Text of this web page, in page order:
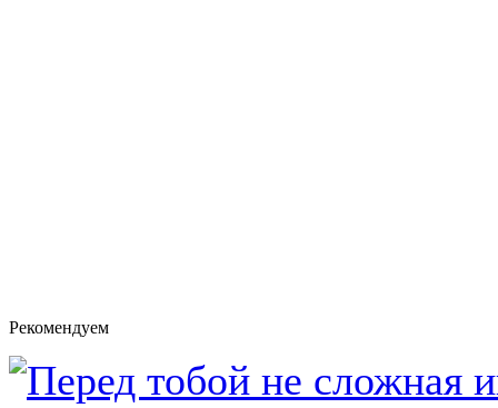
Рекомендуем